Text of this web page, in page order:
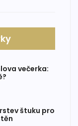
večerka:
štuku pro